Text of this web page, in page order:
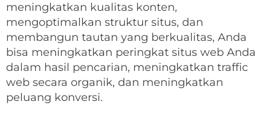
meningkatkan kualitas konten,
mengoptimalkan struktur situs, dan
membangun tautan yang berkualitas, Anda
bisa meningkatkan peringkat situs web Anda
dalam hasil pencarian, meningkatkan traffic
web secara organik, dan meningkatkan
peluang konversi.